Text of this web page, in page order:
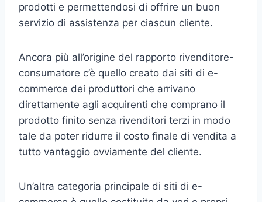
prodotti e permettendosi di offrire un buon
servizio di assistenza per ciascun cliente.
Ancora più all’origine del rapporto rivenditore-
consumatore c’è quello creato dai siti di e-
commerce dei produttori che arrivano
direttamente agli acquirenti che comprano il
prodotto finito senza rivenditori terzi in modo
tale da poter ridurre il costo finale di vendita a
tutto vantaggio ovviamente del cliente.
Un’altra categoria principale di siti di e-